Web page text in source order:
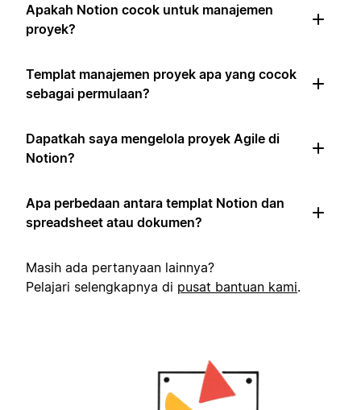
Apakah Notion cocok untuk manajemen
proyek?
Templat manajemen proyek apa yang cocok
sebagai permulaan?
Dapatkah saya mengelola proyek Agile di
Notion?
Apa perbedaan antara templat Notion dan
spreadsheet atau dokumen?
Masih ada pertanyaan lainnya?
Pelajari selengkapnya di pusat bantuan kami.